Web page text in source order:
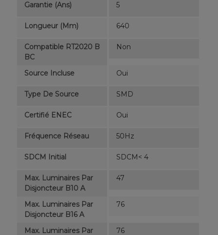
Garantie (ans) 5
Longueur (mm) 640
Compatible RT2020 B
BC
Non
Source Incluse Oui
Type De Source SMD
Certifié ENEC Oui
Fréquence Réseau 50Hz
SDCM Initial SDCM< 4
Max. Luminaires Par
Disjoncteur B10 A
47
Max. Luminaires Par
Disjoncteur B16 A
76
Max. Luminaires Par
76